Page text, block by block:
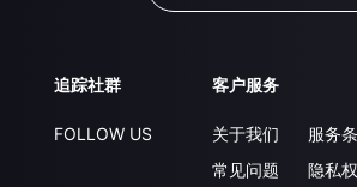
追踪社群
FOLLOW US
客户服务
关于我们
常见问题
服务
隐私权